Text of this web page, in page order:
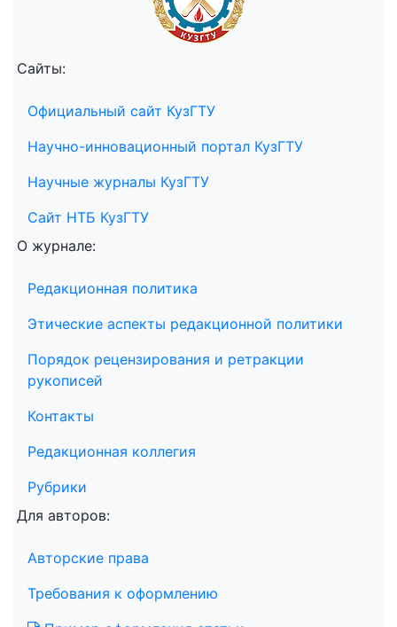
Сайты:
Официальный сайт КузГТУ
Научно-инновационный портал КузГТУ
Научные журналы КузГТУ
Сайт НТБ КузГТУ
О журнале:
Редакционная политика
Этические аспекты редакционной политики
Порядок рецензирования и ретракции
рукописей
Контакты
Редакционная коллегия
Рубрики
Для авторов:
Авторские права
Требования к оформлению